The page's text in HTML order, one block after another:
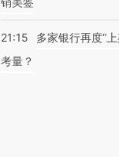
21:15
多家银行再度“
考量？